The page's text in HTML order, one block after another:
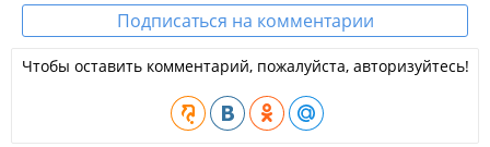
Лицензия профессионального участника рынка ценных
бумаг на осуществление дилерской деятельности № 077-
07713-010000 от 18.05.2004г.
Услуги, осуществляемые Филиалом:
Подписаться на комментарии
Чтобы оставить комментарий, пожалуйста, авторизуйтесь!